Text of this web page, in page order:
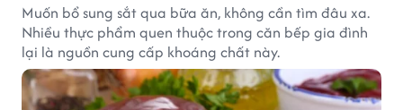
Muốn bổ sung sắt qua bữa ăn, không cần tìm đâu xa.
Nhiều thực phẩm quen thuộc trong căn bếp gia đình
lại là nguồn cung cấp khoáng chất này.